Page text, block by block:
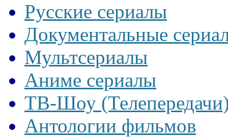
Русские сериалы
Документальные
Мультсериалы
Аниме сериалы
ТВ-Шоу
Антологии фильмов